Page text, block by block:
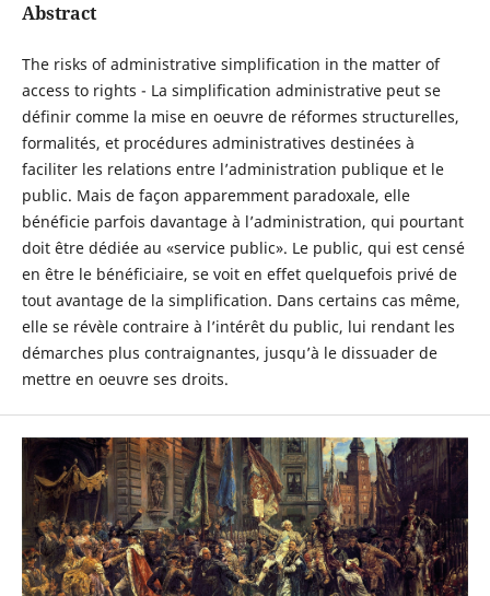
Abstract
The risks of administrative simplification in the matter of
access to rights - La simplification administrative peut se
définir comme la mise en oeuvre de réformes structurelles,
formalités, et procédures administratives destinées à
faciliter les relations entre l’administration publique et le
public. Mais de façon apparemment paradoxale, elle
bénéficie parfois davantage à l’administration, qui pourtant
doit être dédiée au «service public». Le public, qui est censé
en être le bénéficiaire, se voit en effet quelquefois privé de
tout avantage de la simplification. Dans certains cas même,
elle se révèle contraire à l’intérêt du public, lui rendant les
démarches plus contraignantes, jusqu’à le dissuader de
mettre en oeuvre ses droits.